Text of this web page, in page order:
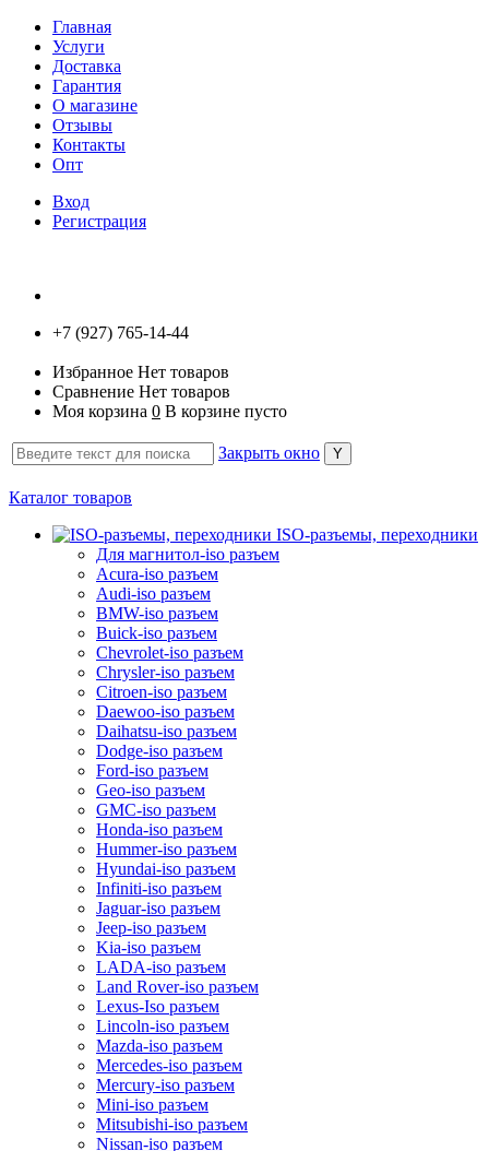
Главная
Услуги
Доставка
Гарантия
О магазине
Отзывы
Контакты
Опт
Вход
Регистрация
+7 (927) 765-14-44
Избранное Нет товаров
Сравнение Нет товаров
Моя корзина 0 В корзине пусто
Закрыть окно
Каталог товаров
ISO-разъемы, переходники
Для магнитол-iso разъем
Acura-iso разъем
Audi-iso разъем
BMW-iso разъем
Buick-iso разъем
Chevrolet-iso разъем
Chrysler-iso разъем
Citroen-iso разъем
Daewoo-iso разъем
Daihatsu-iso разъем
Dodge-iso разъем
Ford-iso разъем
Geo-iso разъем
GMC-iso разъем
Honda-iso разъем
Hummer-iso разъем
Hyundai-iso разъем
Infiniti-iso разъем
Jaguar-iso разъем
Jeep-iso разъем
Kia-iso разъем
LADA-iso разъем
Land Rover-iso разъем
Lexus-Iso разъем
Lincoln-iso разъем
Mazda-iso разъем
Mercedes-iso разъем
Mercury-iso разъем
Mini-iso разъем
Mitsubishi-iso разъем
Nissan-iso разъем